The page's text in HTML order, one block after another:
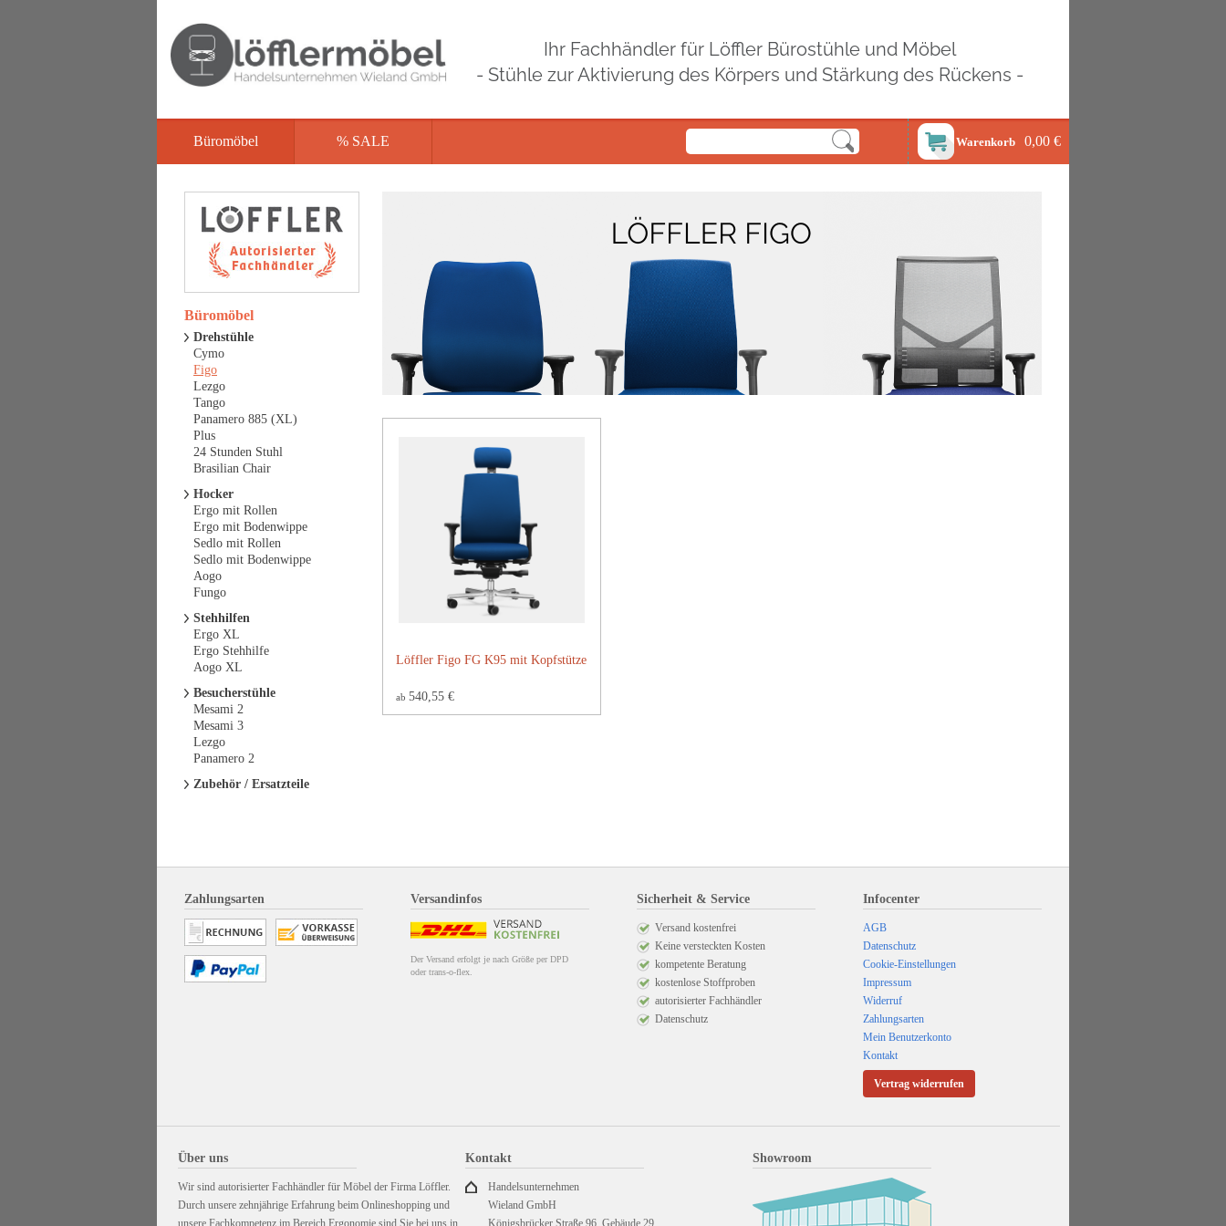
Ihr Fachhändler für Löffler Bürostühle und Möbel
- Stühle zur Aktivierung des Körpers und Stärkung des Rückens -
Büromöbel % SALE Warenkorb 0,00 €
Löffler Figo FG K95 mit Kopfstütze
ab 540,55 €
Büromöbel
Drehstühle
Cymo
Figo
Lezgo
Tango
Panamero 885 (XL)
Plus
24 Stunden Stuhl
Brasilian Chair
Hocker
Ergo mit Rollen
Ergo mit Bodenwippe
Sedlo mit Rollen
Sedlo mit Bodenwippe
Aogo
Fungo
Stehhilfen
Ergo XL
Ergo Stehhilfe
Aogo XL
Besucherstühle
Mesami 2
Mesami 3
Lezgo
Panamero 2
Zubehör / Ersatzteile
Zahlungsarten Versandinfos
Der Versand erfolgt je nach Größe per DPD
oder trans-o-flex.
Sicherheit & Service
Versand kostenfrei
Keine versteckten Kosten
kompetente Beratung
kostenlose Stoffproben
autorisierter Fachhändler
Datenschutz
Infocenter
AGB
Datenschutz
Cookie-Einstellungen
Impressum
Widerruf
Zahlungsarten
Mein Benutzerkonto
Kontakt
Vertrag widerrufen
Über uns
Wir sind autorisierter Fachhändler für Möbel der Firma Löffler.
Durch unsere zehnjährige Erfahrung beim Onlineshopping und
unsere Fachkompetenz im Bereich Ergonomie sind Sie bei uns in
Kontakt
Handelsunternehmen
Wieland GmbH
Königsbrücker Straße 96, Gebäude 29
Showroom